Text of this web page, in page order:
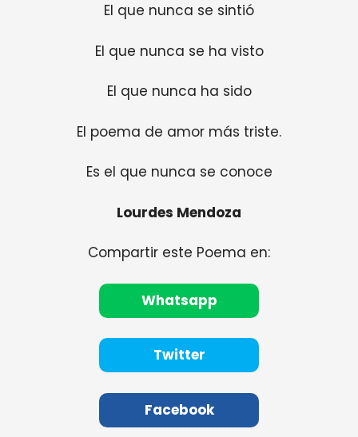
El que nunca se sintió
El que nunca se ha visto
El que nunca ha sido
El poema de amor más triste.
Es el que nunca se conoce
Lourdes Mendoza
Compartir este Poema en:
Whatsapp
Twitter
Facebook